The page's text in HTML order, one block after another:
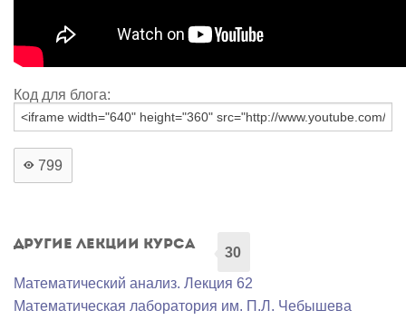
Код для блога:
799
Другие лекции курса
30
Математический анализ. Лекция 62
Математичеcкая лаборатория им. П.Л. Чебышева